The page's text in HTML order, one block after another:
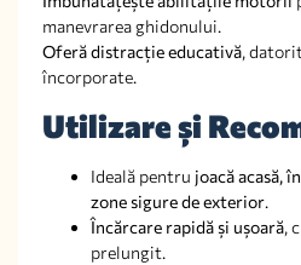
manevrarea ghidonului.
Oferă distracție educativă,
încorporate.
Utilizare și
Ideală pentru joacă acasă,
zone sigure de exterior.
Încărcare rapidă și ușoară,
prelungit.